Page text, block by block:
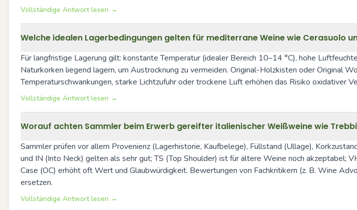
Vollständige Antwort lesen →
Welche idealen Lagerbedingungen gelten für mediterrane Weine wie Cerasuolo
Für langfristige Lagerung gilt: konstante Temperatur (idealer Bereich 10–14 °C), hohe
Naturkorken liegend lagern, um Austrocknung zu vermeiden. Original-Holzkisten oder Original
Temperaturschwankungen, starke Lichtzufuhr oder trockene Luft erhöhen das Risiko oxidativer
Vollständige Antwort lesen →
Worauf achten Sammler beim Erwerb gereifter italienischer Weißweine wie
Sammler prüfen vor allem Provenienz (Lagerhistorie, Kaufbelege), Füllstand (Ullage),
und IN (Into Neck) gelten als sehr gut; TS (Top Shoulder) ist für ältere Weine noch akzeptabel;
Case (OC) erhöht oft Wert und Glaubwürdigkeit. Bewertungen von Fachkritikern (z. B. Wine
ersetzen.
Vollständige Antwort lesen →